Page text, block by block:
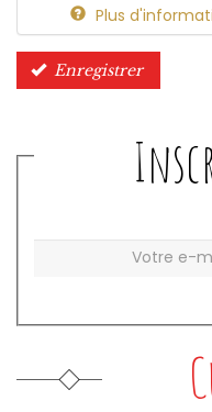
Plus
Enregistrer